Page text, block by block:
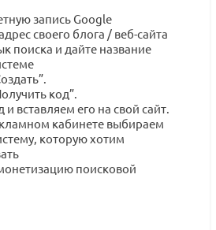
запись Google
своего блога / веб-сайта
поиска и дайте название
код”.
вставляем его на свой сайт.
кабинете выбираем
которую хотим
поисковой